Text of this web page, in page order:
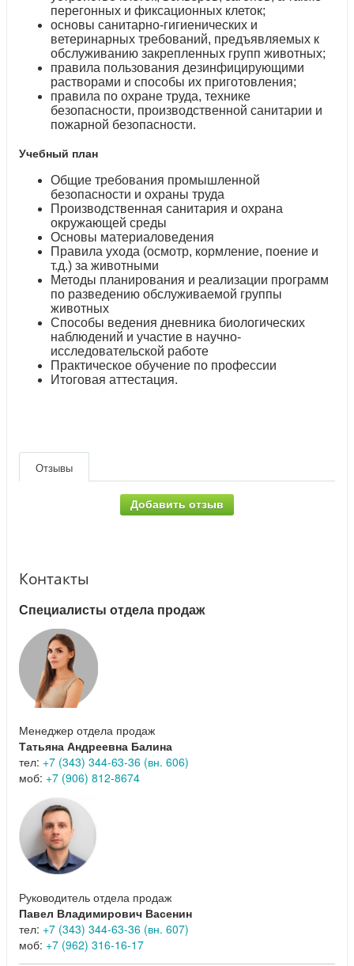
перегонных и фиксационных клеток;
основы санитарно-гигиенических и
ветеринарных требований, предъявляемых к
обслуживанию закрепленных групп животных;
правила пользования дезинфицирующими
растворами и способы их приготовления;
правила по охране труда, технике
безопасности, производственной санитарии и
пожарной безопасности.
Учебный план
Общие требования промышленной
безопасности и охраны труда
Производственная санитария и охрана
окружающей среды
Основы материаловедения
Правила ухода (осмотр, кормление, поение и
т.д.) за животными
Методы планирования и реализации программ
по разведению обслуживаемой группы
животных
Способы ведения дневника биологических
наблюдений и участие в научно-
исследовательской работе
Практическое обучение по профессии
Итоговая аттестация.
Отзывы
Добавить отзыв
Контакты
Специалисты отдела продаж
Менеджер отдела продаж
Татьяна Андреевна Балина
тел: +7 (343) 344-63-36 (вн. 606)
моб: +7 (906) 812-8674
Руководитель отдела продаж
Павел Владимирович Васенин
тел: +7 (343) 344-63-36 (вн. 607)
моб: +7 (962) 316-16-17